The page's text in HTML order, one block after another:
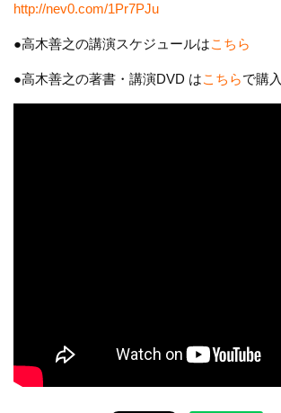
http://nev0.com/1Pr7PJu
●高木善之の講演スケジュールはこちら
●高木善之の著書・講演DVD はこちらで購入